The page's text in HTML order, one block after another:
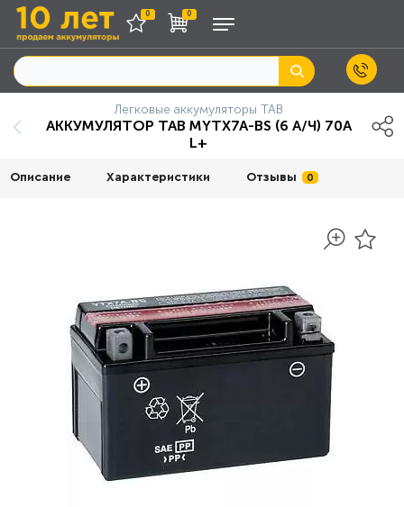
0 0
Легковые аккумуляторы TAB
АККУМУЛЯТОР TAB MYTX7A-BS (6 А/Ч) 70A
L+
Описание Характеристики Отзывы 0